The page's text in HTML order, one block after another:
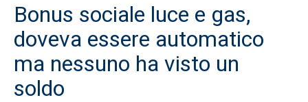
Bonus sociale luce e gas,
doveva essere automatico
ma nessuno ha visto un
soldo